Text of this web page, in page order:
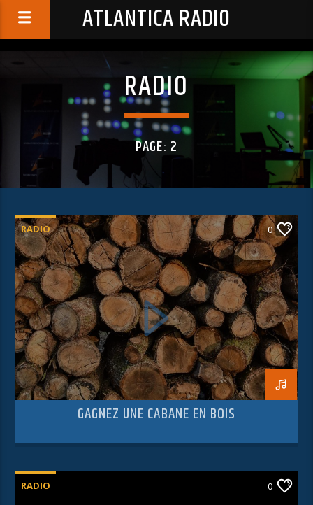
ATLANTICA RADIO
RADIO
PAGE: 2
RADIO 0
GAGNEZ UNE CABANE EN BOIS
RADIO 0